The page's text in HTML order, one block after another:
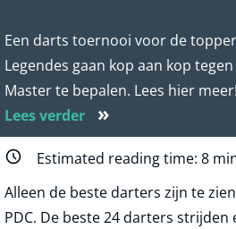
Een darts toernooi voor de
Legendes gaan kop aan kop
Master te bepalen. Lees hier meer!
Lees verder
»
Estimated reading time: 8
Alleen de beste darters zijn te
PDC. De beste 24 darters